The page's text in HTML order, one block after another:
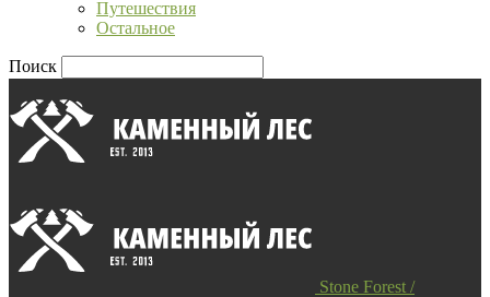
Путешествия
Остальное
Поиск
Stone Forest /